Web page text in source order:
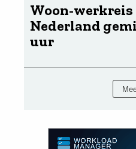
Woon-
Nederland
uur